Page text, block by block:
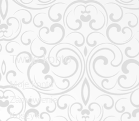
Twoje konto
Moje konto
Zamówienie
Koszyk